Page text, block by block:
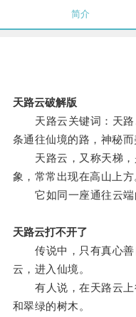
简介
天路云破解版
天路云关键词：天路
条通往仙境的路，神秘而
天路云，又称天梯，
象，常常出现在高山上方
它如同一座通往云端
天路云打不开了
传说中，只有真心善
云，进入仙境。
有人说，在天路云上
和翠绿的树木。